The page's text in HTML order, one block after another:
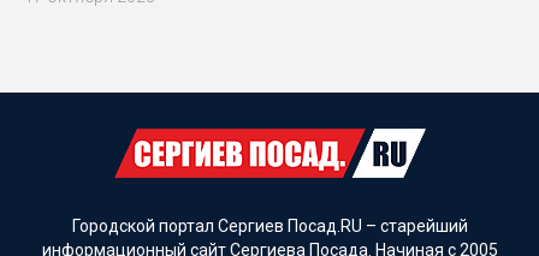
Городской портал Сергиев Посад.RU – старейший
информационный сайт Сергиева Посада. Начиная с 2005